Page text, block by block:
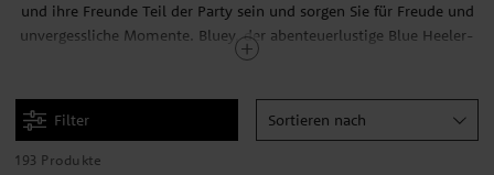
und ihre Freunde Teil der Party sein und sorgen Sie für Freude und
unvergessliche Momente. Bluey, der abenteuerlustige Blue Heeler-
Welpe, nimmt die Kinder mit auf spannende Entdeckungsreisen im
Bringen Sie jetzt die magische Atmosphäre auf Ihren
Filter Sortieren nach
193 Produkte